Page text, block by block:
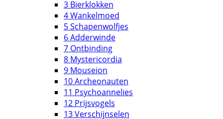
3 Bierklokken
4 Wankelmoed
5 Schapenwolfjes
6 Adderwinde
7 Ontbinding
8 Mystericordia
9 Mouseion
10 Archeonauten
11 Psychoannelies
12 Prijsvogels
13 Verschijnselen